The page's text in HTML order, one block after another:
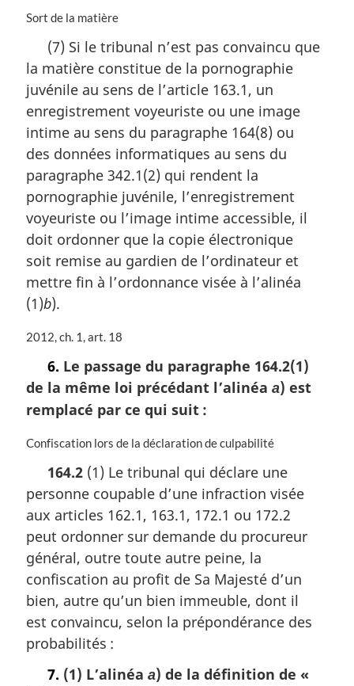
a
i
n
a
l
e
:
N
e
m
a
r
g
i
a
l
e
:
Sort de la matière
(7) Si le tribunal n’est pas convaincu que
la matière constitue de la pornographie
juvénile au sens de l’article 163.1, un
enregistrement voyeuriste ou une image
intime au sens du paragraphe 164(8) ou
des données informatiques au sens du
paragraphe 342.1(2) qui rendent la
pornographie juvénile, l’enregistrement
voyeuriste ou l’image intime accessible, il
doit ordonner que la copie électronique
soit remise au gardien de l’ordinateur et
mettre fin à l’ordonnance visée à l’alinéa
(1)b).
N
e
a
r
a
l
e
:
2012, ch. 1, art. 18
6. Le passage du paragraphe 164.2(1)
de la même loi précédant l’alinéa a) est
remplacé par ce qui suit :
N
e
m
r
g
i
n
a
l
e
Confiscation lors de la déclaration de culpabilité
164.2 (1) Le tribunal qui déclare une
personne coupable d’une infraction visée
aux articles 162.1, 163.1, 172.1 ou 172.2
peut ordonner sur demande du procureur
général, outre toute autre peine, la
confiscation au profit de Sa Majesté d’un
bien, autre qu’un bien immeuble, dont il
est convaincu, selon la prépondérance des
probabilités :
7. (1) L’alinéa a) de la définition de «